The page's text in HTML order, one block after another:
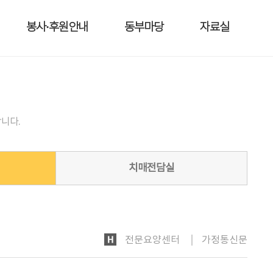
봉사·후원안내 동부마당 자료실
다.
치매전담실
HOME
전문요양센터 가정통신문